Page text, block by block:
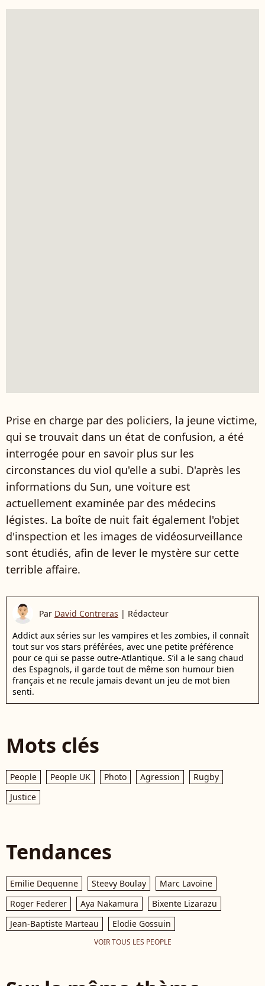
Prise en charge par des policiers, la jeune victime,
qui se trouvait dans un état de confusion, a été
interrogée pour en savoir plus sur les
circonstances du viol qu'elle a subi. D'après les
informations du Sun, une voiture est
actuellement examinée par des médecins
légistes. La boîte de nuit fait également l'objet
d'inspection et les images de vidéosurveillance
sont étudiés, afin de lever le mystère sur cette
terrible affaire.
Par David Contreras | Rédacteur
Addict aux séries sur les vampires et les zombies, il connaît
tout sur vos stars préférées, avec une petite préférence
pour ce qui se passe outre-Atlantique. S’il a le sang chaud
des Espagnols, il garde tout de même son humour bien
français et ne recule jamais devant un jeu de mot bien
senti.
Mots clés
People People UK Photo Agression
Rugby
Justice
Tendances
Emilie Dequenne Steevy Boulay
Marc Lavoine
Roger Federer
Aya Nakamura
Bixente Lizarazu
Jean-Baptiste Marteau
Elodie Gossuin
VOIR TOUS LES PEOPLE